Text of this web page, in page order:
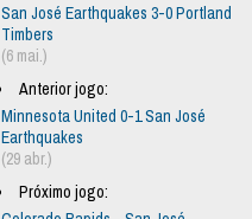
San José Earthquakes 3-0 Portland
Timbers
(6 mai.)
Anterior jogo:
Minnesota United 0-1 San José
Earthquakes
(29 abr.)
Próximo jogo: